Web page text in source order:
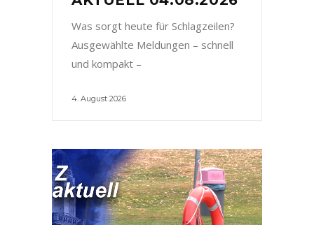
Was sorgt heute für Schlagzeilen?
Ausgewählte Meldungen – schnell
und kompakt –
4. August 2026